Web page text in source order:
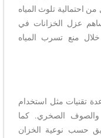
احتمالية تلوث المياه
يساهم عزل الخزانات في
منع تسرب المياه
تقنيات مثل استخدام
والصوف الصخري. كما
حسب نوعية الخزان